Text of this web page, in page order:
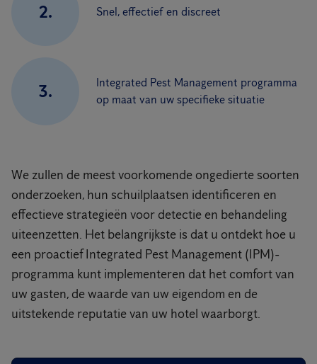
2. Snel, effectief en discreet
3.
Integrated Pest Management programma
op maat van uw specifieke situatie
We zullen de meest voorkomende ongedierte soorten
onderzoeken, hun schuilplaatsen identificeren en
effectieve strategieën voor detectie en behandeling
uiteenzetten. Het belangrijkste is dat u ontdekt hoe u
een proactief Integrated Pest Management (IPM)-
programma kunt implementeren dat het comfort van
uw gasten, de waarde van uw eigendom en de
uitstekende reputatie van uw hotel waarborgt.